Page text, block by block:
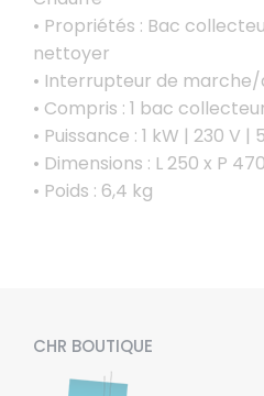
• Propriétés : Bac
nettoyer
• Interrupteur de marche/
• Compris : 1 bac
• Puissance : 1 kW | 230 V |
• Dimensions : L 250 x P
• Poids : 6,4 kg
CHR BOUTIQUE